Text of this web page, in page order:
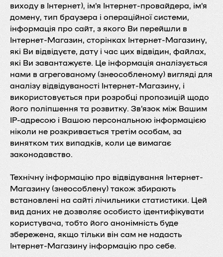
виходу в Інтернет), ім'я Інтернет-провайдера, ім'я
домену, тип браузера і операційної системи,
інформація про сайт, з якого Ви перейшли в
Інтернет-Магазин, сторінках Інтернет-Магазину,
які Ви відвідуєте, дату і час цих відвідин, файлах,
які Ви завантажуєте. Це інформація аналізується
нами в агрегованому (знеособленому) вигляді для
аналізу відвідуваності Інтернет-Магазину, і
використовується при розробці пропозицій щодо
його поліпшення та розвитку. Зв'язок між Вашим
IP-адресою і Вашою персональною інформацією
ніколи не розкривається третім особам, за
винятком тих випадків, коли це вимагає
законодавство.
Технічну інформацію про відвідування Інтернет-
Магазину (знеособлену) також збирають
встановлені на сайті лічильники статистики. Цей
вид даних не дозволяє особисто ідентифікувати
користувача, тобто його анонімність буде
збережена, якщо тільки він сам не надасть
Інтернет-Магазину інформацію про себе.